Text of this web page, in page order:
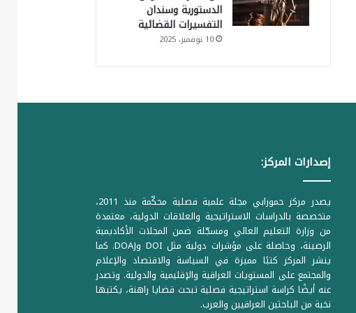
الدستورية وسندان
التفسيرات القضائية
10 نوفمبر، 2025
إصدارات المركز:
يصدر مركز حمورابي مجلة علمية فصلية محكّمة منذ 2011،
متخصصة بالدراسات الاستراتيجية والعلاقات الدولية، معتمدة
من وزارة التعليم العالي ومسجّلة ضمن المجلات الأكاديمية
الرصينة، وحاصلة على مؤشرات دولية مثل DOI وDOAJ. كما
ينشر المركز كتبًا مميزة في السياسة والاقتصاد والإعلام
والمجتمع على المستويات العراقية والإقليمية والدولية. وتصدر
عنه أيضًا كراسة استراتيجية فصلية تبحث قضايا راهنة، يكتبها
نخبة من الباحثين العراقيين والعرب.